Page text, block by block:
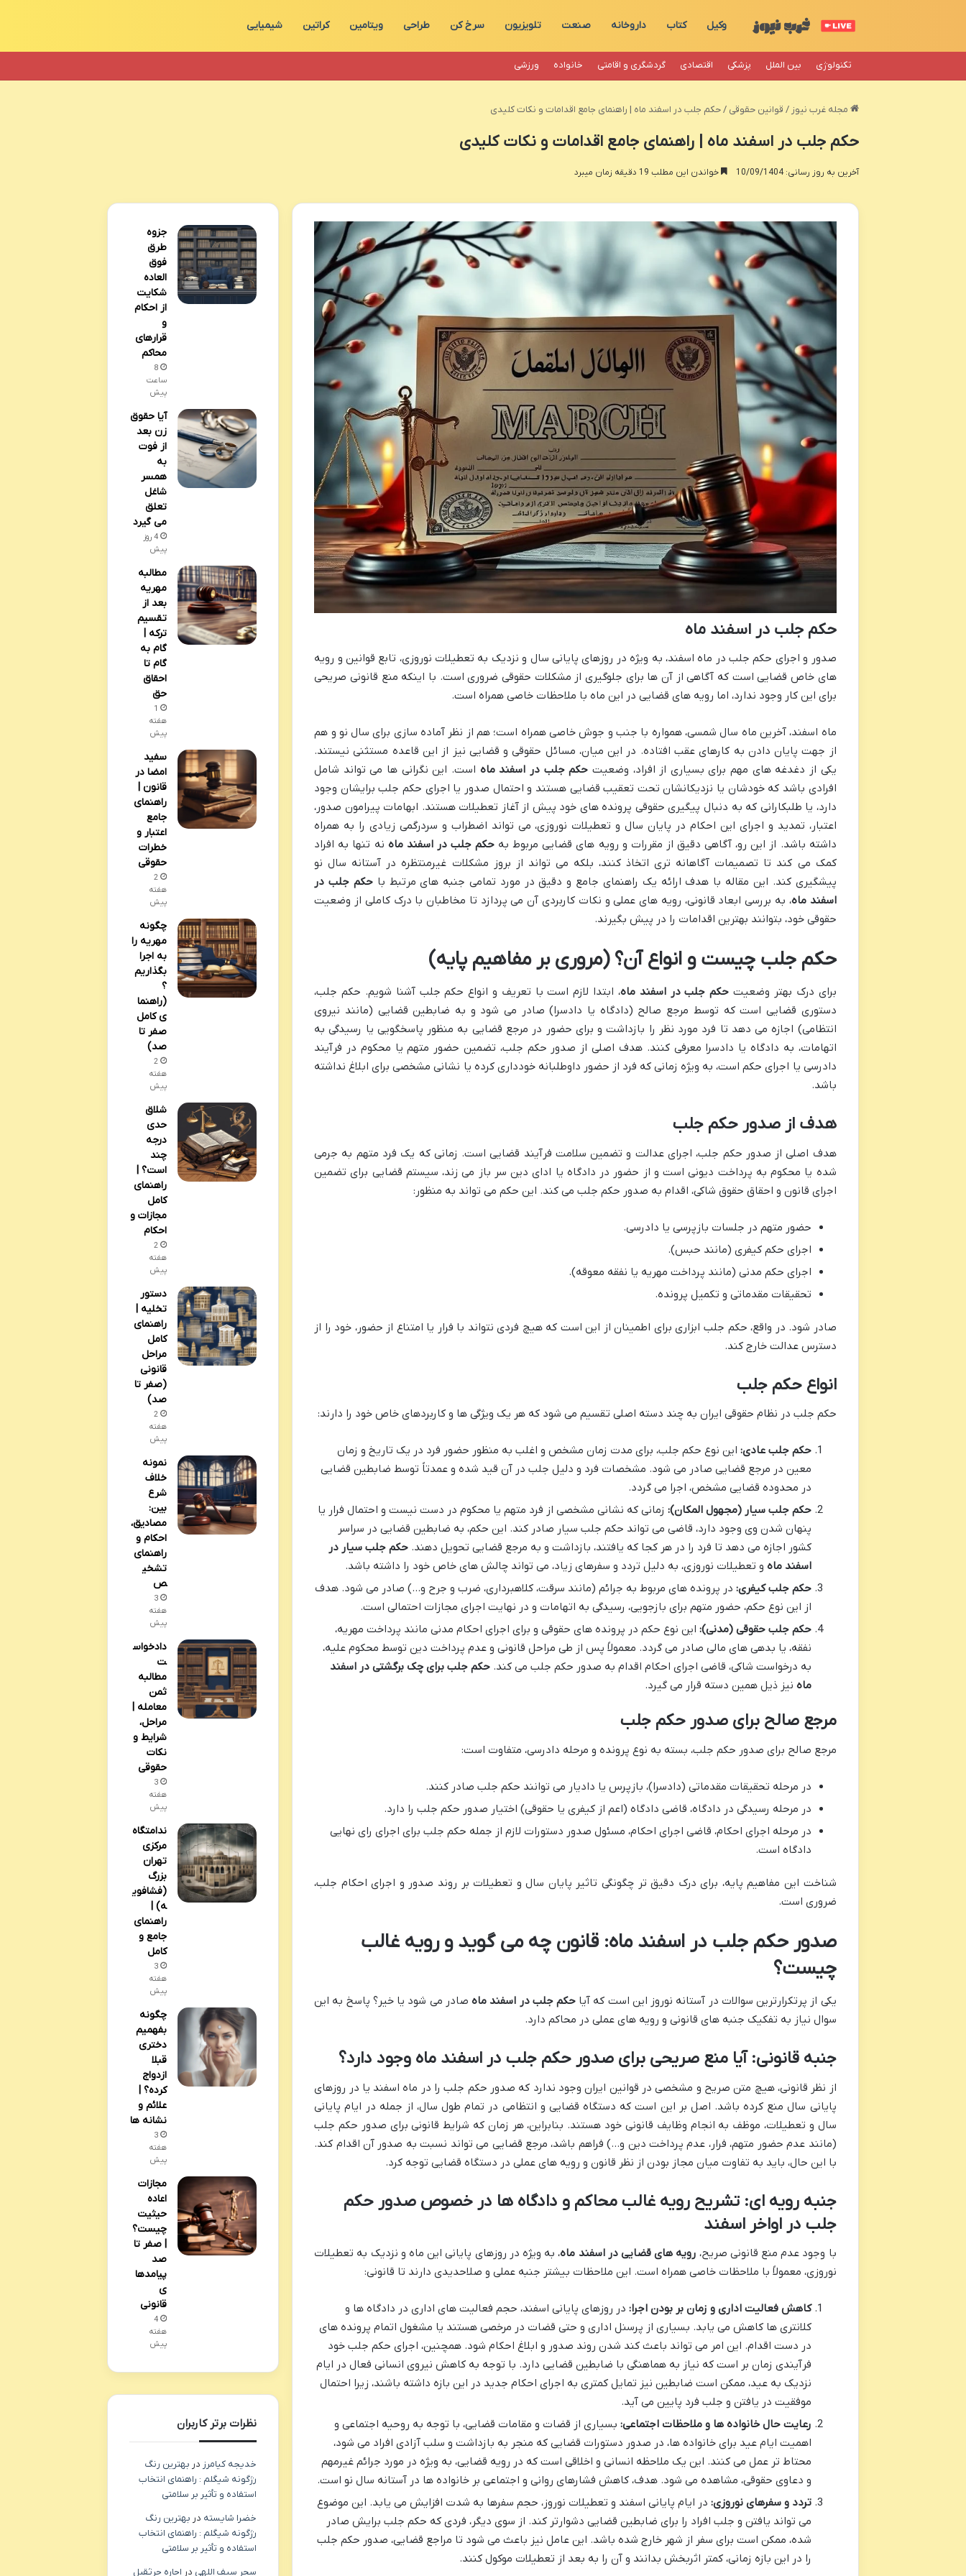
وکیل کتاب داروخانه صنعت تلویزیون سرخ کن طراحی ویتامین کراتین شیمیایی
تکنولوژی بین الملل پزشکی اقتصادی گردشگری و اقامتی خانواده ورزشی
مجله غرب نیوز / قوانین حقوقی / حکم جلب در اسفند ماه | راهنمای جامع اقدامات و نکات کلیدی
حکم جلب در اسفند ماه | راهنمای جامع اقدامات و نکات کلیدی
آخرین به روز رسانی: 10/09/1404 خواندن این مطلب 19 دقیقه زمان میبرد
حکم جلب در اسفند ماه
صدور و اجرای حکم جلب در ماه اسفند، به ویژه در روزهای پایانی سال و نزدیک به تعطیلات نوروزی، تابع قوانین و رویه
های خاص قضایی است که آگاهی از آن ها برای جلوگیری از مشکلات حقوقی ضروری است. با اینکه منع قانونی صریحی
برای این کار وجود ندارد، اما رویه های قضایی در این ماه با ملاحظات خاصی همراه است.
ماه اسفند، آخرین ماه سال شمسی، همواره با جنب و جوش خاصی همراه است؛ هم از نظر آماده سازی برای سال نو و هم
از جهت پایان دادن به کارهای عقب افتاده. در این میان، مسائل حقوقی و قضایی نیز از این قاعده مستثنی نیستند.
یکی از دغدغه های مهم برای بسیاری از افراد، وضعیت حکم جلب در اسفند ماه است. این نگرانی ها می تواند شامل
افرادی باشد که خودشان یا نزدیکانشان تحت تعقیب قضایی هستند و احتمال صدور یا اجرای حکم جلب برایشان وجود
دارد، یا طلبکارانی که به دنبال پیگیری حقوقی پرونده های خود پیش از آغاز تعطیلات هستند. ابهامات پیرامون صدور،
اعتبار، تمدید و اجرای این احکام در پایان سال و تعطیلات نوروزی، می تواند اضطراب و سردرگمی زیادی را به همراه
داشته باشد. از این رو، آگاهی دقیق از مقررات و رویه های قضایی مربوط به حکم جلب در اسفند ماه نه تنها به افراد
کمک می کند تا تصمیمات آگاهانه تری اتخاذ کنند، بلکه می تواند از بروز مشکلات غیرمنتظره در آستانه سال نو
پیشگیری کند. این مقاله با هدف ارائه یک راهنمای جامع و دقیق در مورد تمامی جنبه های مرتبط باحکم جلب در
اسفند ماه، به بررسی ابعاد قانونی، رویه های عملی و نکات کاربردی آن می پردازد تا مخاطبان با درک کاملی از وضعیت
حقوقی خود، بتوانند بهترین اقدامات را در پیش بگیرند.
حکم جلب چیست و انواع آن؟ (مروری بر مفاهیم پایه)
برای درک بهتر وضعیت حکم جلب در اسفند ماه، ابتدا لازم است با تعریف و انواع حکم جلب آشنا شویم. حکم جلب،
دستوری قضایی است که توسط مرجع صالح (دادگاه یا دادسرا) صادر می شود و به ضابطین قضایی (مانند نیروی
انتظامی) اجازه می دهد تا فرد مورد نظر را بازداشت و برای حضور در مرجع قضایی به منظور پاسخگویی یا رسیدگی به
اتهامات، به دادگاه یا دادسرا معرفی کنند. هدف اصلی از صدور حکم جلب، تضمین حضور متهم یا محکوم در فرآیند
دادرسی یا اجرای حکم است، به ویژه زمانی که فرد از حضور داوطلبانه خودداری کرده یا نشانی مشخصی برای ابلاغ نداشته
باشد.
هدف از صدور حکم جلب
هدف اصلی از صدور حکم جلب، اجرای عدالت و تضمین سلامت فرآیند قضایی است. زمانی که یک فرد متهم به جرمی
شده یا محکوم به پرداخت دیونی است و از حضور در دادگاه یا ادای دین سر باز می زند، سیستم قضایی برای تضمین
اجرای قانون و احقاق حقوق شاکی، اقدام به صدور حکم جلب می کند. این حکم می تواند به منظور:
حضور متهم در جلسات بازپرسی یا دادرسی.
اجرای حکم کیفری (مانند حبس).
اجرای حکم مدنی (مانند پرداخت مهریه یا نفقه معوقه).
تحقیقات مقدماتی و تکمیل پرونده.
صادر شود. در واقع، حکم جلب ابزاری برای اطمینان از این است که هیچ فردی نتواند با فرار یا امتناع از حضور، خود را از
دسترس عدالت خارج کند.
انواع حکم جلب
حکم جلب در نظام حقوقی ایران به چند دسته اصلی تقسیم می شود که هر یک ویژگی ها و کاربردهای خاص خود را دارند:
حکم جلب عادی: این نوع حکم جلب، برای مدت زمان مشخص و اغلب به منظور حضور فرد در یک تاریخ و زمان
معین در مرجع قضایی صادر می شود. مشخصات فرد و دلیل جلب در آن قید شده و عمدتاً توسط ضابطین قضایی
در محدوده قضایی مشخص، اجرا می گردد.
حکم جلب سیار (مجهول المکان): زمانی که نشانی مشخصی از فرد متهم یا محکوم در دست نیست و احتمال فرار یا
پنهان شدن وی وجود دارد، قاضی می تواند حکم جلب سیار صادر کند. این حکم، به ضابطین قضایی در سراسر
کشور اجازه می دهد تا فرد را در هر کجا که یافتند، بازداشت و به مرجع قضایی تحویل دهند.حکم جلب سیار در
اسفند ماه و تعطیلات نوروزی، به دلیل تردد و سفرهای زیاد، می تواند چالش های خاص خود را داشته باشد.
حکم جلب کیفری: در پرونده های مربوط به جرائم (مانند سرقت، کلاهبرداری، ضرب و جرح و…) صادر می شود. هدف
از این نوع حکم، حضور متهم برای بازجویی، رسیدگی به اتهامات و در نهایت اجرای مجازات احتمالی است.
حکم جلب حقوقی (مدنی): این نوع حکم در پرونده های حقوقی و برای اجرای احکام مدنی مانند پرداخت مهریه،
نفقه، یا بدهی های مالی صادر می گردد. معمولاً پس از طی مراحل قانونی و عدم پرداخت دین توسط محکوم علیه،
به درخواست شاکی، قاضی اجرای احکام اقدام به صدور حکم جلب می کند.حکم جلب برای چک برگشتی در اسفند
ماه نیز ذیل همین دسته قرار می گیرد.
مرجع صالح برای صدور حکم جلب
مرجع صالح برای صدور حکم جلب، بسته به نوع پرونده و مرحله دادرسی، متفاوت است:
در مرحله تحقیقات مقدماتی (دادسرا)، بازپرس یا دادیار می توانند حکم جلب صادر کنند.
در مرحله رسیدگی در دادگاه، قاضی دادگاه (اعم از کیفری یا حقوقی) اختیار صدور حکم جلب را دارد.
در مرحله اجرای احکام، قاضی اجرای احکام، مسئول صدور دستورات لازم از جمله حکم جلب برای اجرای رای نهایی
دادگاه است.
شناخت این مفاهیم پایه، برای درک دقیق تر چگونگی تاثیر پایان سال و تعطیلات بر روند صدور و اجرای احکام جلب،
ضروری است.
صدور حکم جلب در اسفند ماه: قانون چه می گوید و رویه غالب
چیست؟
یکی از پرتکرارترین سوالات در آستانه نوروز این است که آیا حکم جلب در اسفند ماهصادر می شود یا خیر؟ پاسخ به این
سوال نیاز به تفکیک جنبه های قانونی و رویه های عملی در محاکم دارد.
جنبه قانونی: آیا منع صریحی برای صدور حکم جلب در اسفند ماه وجود دارد؟
از نظر قانونی، هیچ متن صریح و مشخصی در قوانین ایران وجود ندارد که صدور حکم جلب را در ماه اسفند یا در روزهای
پایانی سال منع کرده باشد. اصل بر این است که دستگاه قضایی و انتظامی در تمام طول سال، از جمله در ایام پایانی
سال و تعطیلات، موظف به انجام وظایف قانونی خود هستند. بنابراین، هر زمان که شرایط قانونی برای صدور حکم جلب
(مانند عدم حضور متهم، فرار، عدم پرداخت دین و…) فراهم باشد، مرجع قضایی می تواند نسبت به صدور آن اقدام کند.
با این حال، باید به تفاوت میان مجاز بودن از نظر قانون و رویه های عملی در دستگاه قضایی توجه کرد.
جنبه رویه ای: تشریح رویه غالب محاکم و دادگاه ها در خصوص صدور حکم
جلب در اواخر اسفند
با وجود عدم منع قانونی صریح، رویه های قضایی در اسفند ماه، به ویژه در روزهای پایانی این ماه و نزدیک به تعطیلات
نوروزی، معمولاً با ملاحظات خاصی همراه است. این ملاحظات بیشتر جنبه عملی و صلاحدیدی دارند تا قانونی:
کاهش فعالیت اداری و زمان بر بودن اجرا: در روزهای پایانی اسفند، حجم فعالیت های اداری در دادگاه ها و
کلانتری ها کاهش می یابد. بسیاری از پرسنل اداری و حتی قضات در مرخصی هستند یا مشغول اتمام پرونده های
در دست اقدام. این امر می تواند باعث کند شدن روند صدور و ابلاغ احکام شود. همچنین، اجرای حکم جلب خود
فرآیندی زمان بر است که نیاز به هماهنگی با ضابطین قضایی دارد. با توجه به کاهش نیروی انسانی فعال در ایام
نزدیک به عید، ممکن است ضابطین نیز تمایل کمتری به اجرای احکام جدید در این بازه داشته باشند، زیرا احتمال
موفقیت در یافتن و جلب فرد پایین می آید.
رعایت حال خانواده ها و ملاحظات اجتماعی: بسیاری از قضات و مقامات قضایی، با توجه به روحیه اجتماعی و
اهمیت ایام عید برای خانواده ها، در صدور دستورات قضایی که منجر به بازداشت و سلب آزادی افراد می شود،
محتاط تر عمل می کنند. این یک ملاحظه انسانی و اخلاقی است که در رویه قضایی، به ویژه در مورد جرائم غیرمهم
و دعاوی حقوقی، مشاهده می شود. هدف، کاهش فشارهای روانی و اجتماعی بر خانواده ها در آستانه سال نو است.
تردد و سفرهای نوروزی: در ایام پایانی اسفند و تعطیلات نوروز، حجم سفرها به شدت افزایش می یابد. این موضوع
می تواند یافتن و جلب افراد را برای ضابطین قضایی دشوارتر کند. از سوی دیگر، فردی که حکم جلب برایش صادر
شده، ممکن است برای سفر از شهر خارج شده باشد. این عامل نیز باعث می شود تا مراجع قضایی، صدور حکم جلب
را در این بازه زمانی، کمتر اثربخش بدانند و آن را به بعد از تعطیلات موکول کنند.
جزوه
طرق
فوق
العاده
شکایت
از احکام
و
قرارهای
محاکم
8
ساعت
پیش
آیا حقوق
زن بعد
از فوت
به
همسر
شاغل
تعلق
می گیرد
4 روز
پیش
مطالبه
مهریه
بعد از
تقسیم
ترکه |
گام به
گام تا
احقاق
حق
1
هفته
پیش
سفید
امضا در
قانون |
راهنمای
جامع
اعتبار و
خطرات
حقوقی
2
هفته
پیش
چگونه
مهریه را
به اجرا
بگذاریم
؟
(راهنما
ی کامل
صفر تا
صد)
2
هفته
پیش
شلاق
حدی
درجه
چند
است؟ |
راهنمای
کامل
مجازات و
احکام
2
هفته
پیش
دستور
تخلیه |
راهنمای
کامل
مراحل
قانونی
(صفر تا
صد)
2
هفته
پیش
نمونه
خلاف
شرع
بین:
مصادیق،
احکام و
راهنمای
تشخی
ص
3
هفته
پیش
دادخواس
ت
مطالبه
ثمن
معامله |
مراحل،
شرایط و
نکات
حقوقی
3
هفته
پیش
ندامتگاه
مرکزی
تهران
بزرگ
(فشافوی
ه) |
راهنمای
جامع و
کامل
3
هفته
پیش
چگونه
بفهمیم
دختری
قبلا
ازدواج
کرده؟ |
علائم و
نشانه ها
3
هفته
پیش
مجازات
اعاده
حیثیت
چیست؟
| صفر تا
صد
پیامدها
ی
قانونی
4
هفته
پیش
نظرات برتر کاربران
خدیجه کیامرز در بهترین رنگ
رژگونه شیگلم : راهنمای انتخاب
استفاده و تأثیر بر سلامتی
خضرا شایسته در بهترین رنگ
رژگونه شیگلم : راهنمای انتخاب
استفاده و تأثیر بر سلامتی
سحر سیف اللهی در اجاره جرثقیل